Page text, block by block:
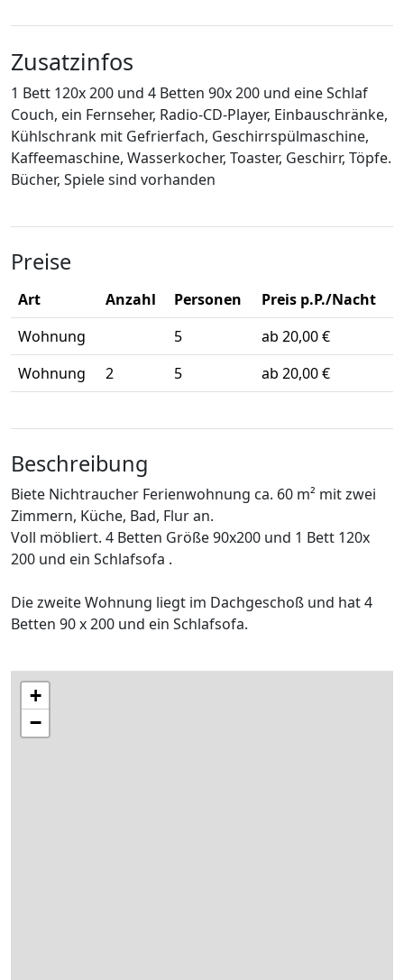
Zusatzinfos
1 Bett 120x 200 und 4 Betten 90x 200 und eine Schlaf
Couch, ein Fernseher, Radio-CD-Player, Einbauschränke,
Kühlschrank mit Gefrierfach, Geschirrspülmaschine,
Kaffeemaschine, Wasserkocher, Toaster, Geschirr, Töpfe.
Bücher, Spiele sind vorhanden
Preise
Art Anzahl Personen
Preis p.P./Nacht
Wohnung
5
ab 20,00 €
Wohnung
2 5 ab 20,00 €
Beschreibung
Biete Nichtraucher Ferienwohnung ca. 60 m² mit zwei
Zimmern, Küche, Bad, Flur an.
Voll möbliert. 4 Betten Größe 90x200 und 1 Bett 120x
200 und ein Schlafsofa .
Die zweite Wohnung liegt im Dachgeschoß und hat 4
Betten 90 x 200 und ein Schlafsofa.
+
−